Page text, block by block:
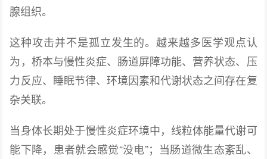
腺组织。
这种攻击并不是孤立发生的。越来越多医学观点认
为，桥本与慢性炎症、肠道屏障功能、营养状态、压
力反应、睡眠节律、环境因素和代谢状态之间存在复
杂关联。
当身体长期处于慢性炎症环境中，线粒体能量代谢可
能下降，患者就会感觉“没电”；当肠道微生态紊乱、